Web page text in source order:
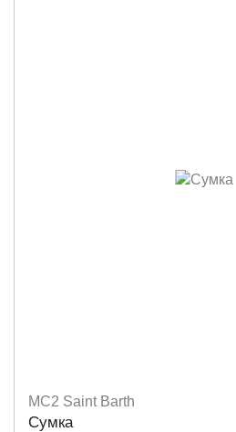
Размеры
MC2 Saint Barth
Сумка